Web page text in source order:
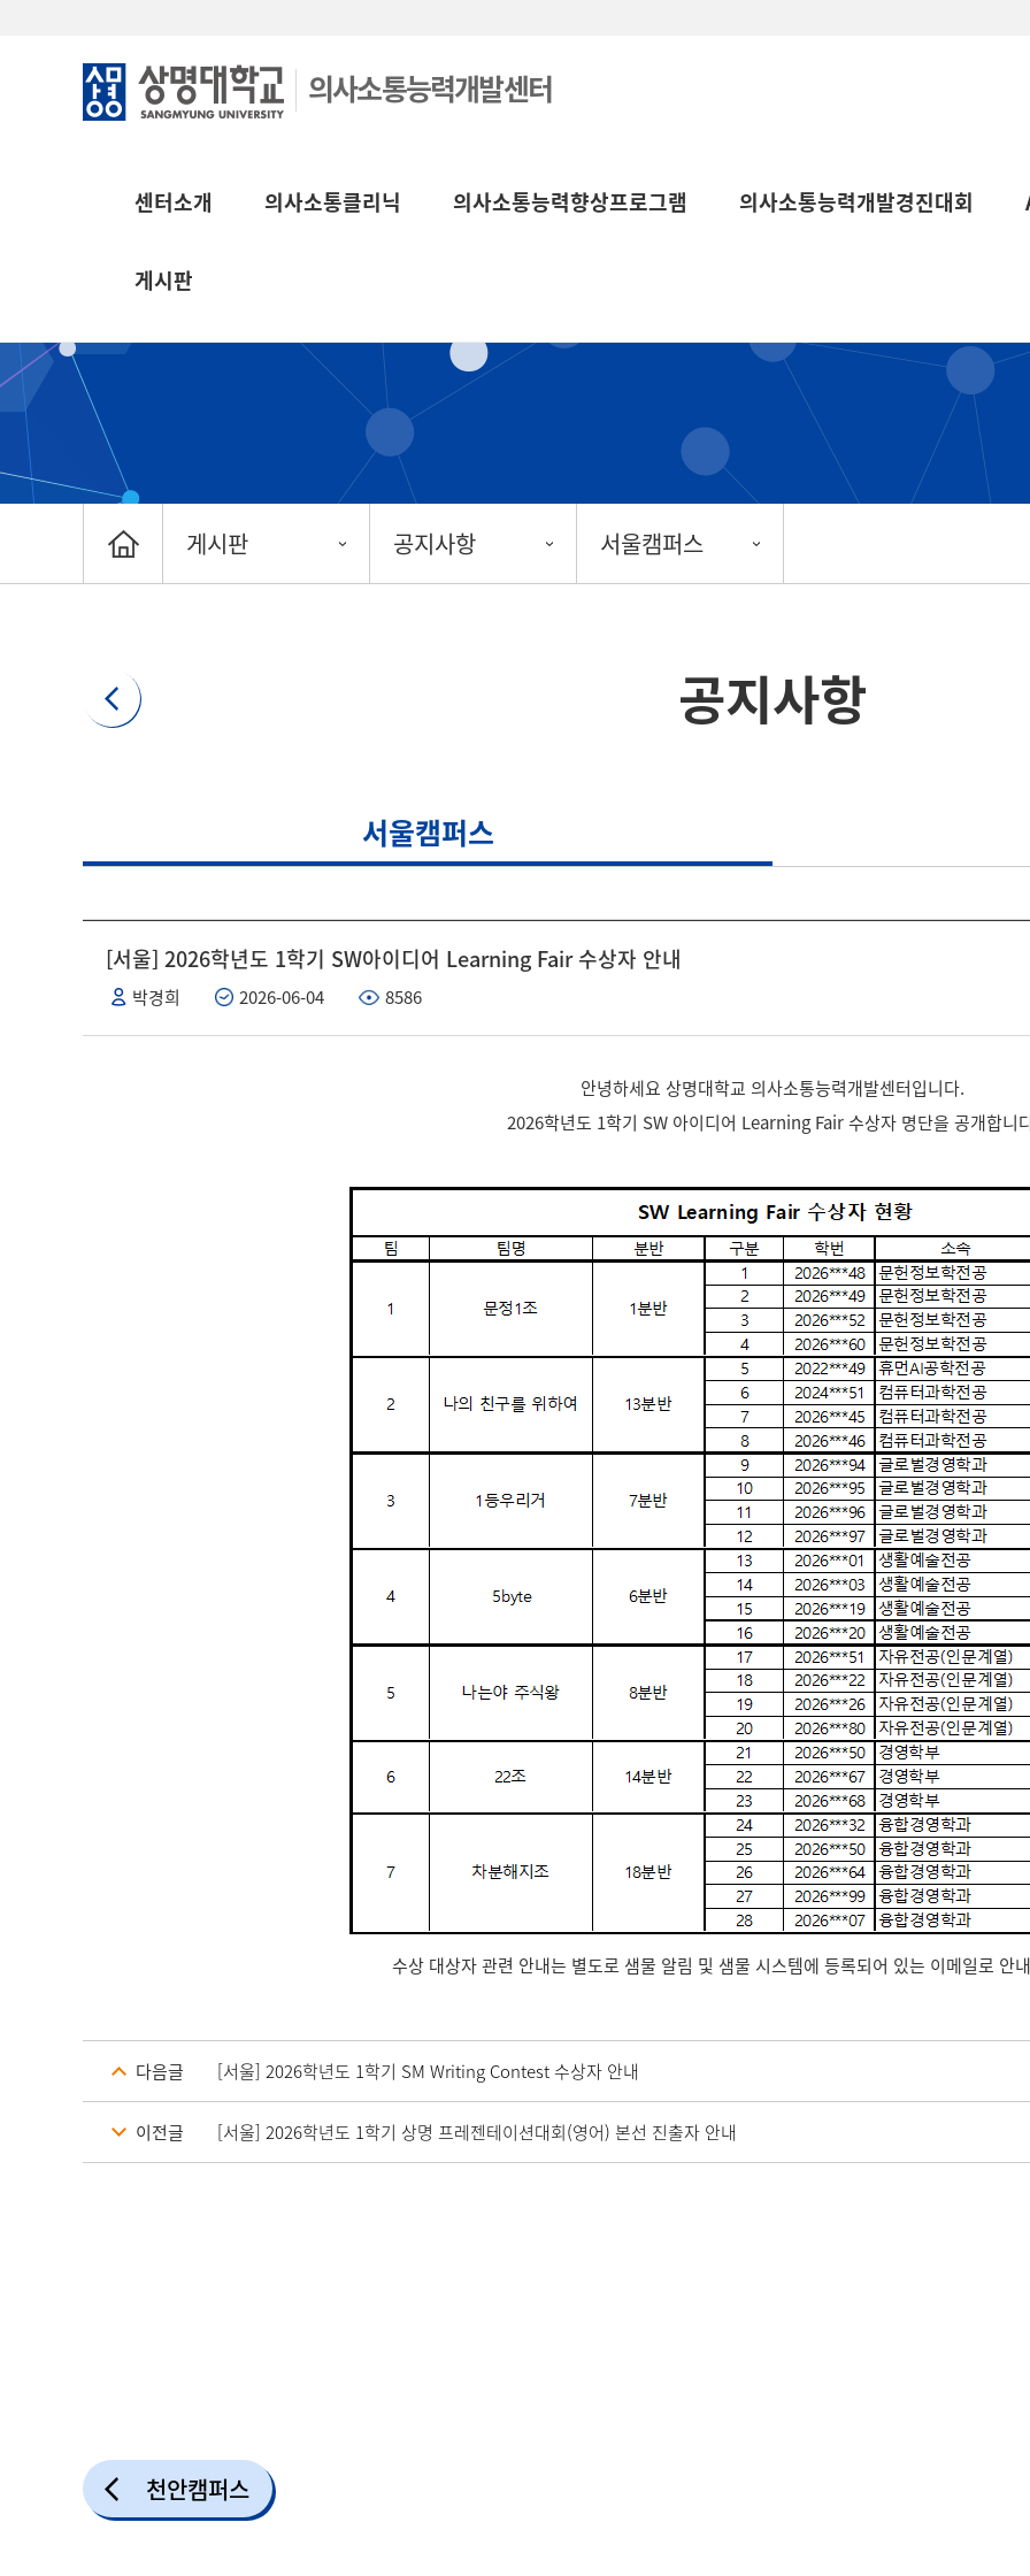
의사소통능력개발센터
센터소개 의사소통클리닉 의사소통능력향상프로그램 의사소통능력개발경진대회
게시판
게시판 공지사항 서울캠퍼스
공지사항
서울캠퍼스
[서울] 2026학년도 1학기 SW아이디어 Learning Fair 수상자 안내
박경희 2026-06-04 8586
안녕하세요 상명대학교 의사소통능력개발센터입니다.
2026학년도 1학기 SW 아이디어 Learning Fair 수상자 명단을 공개합니
수상 대상자 관련 안내는 별도로 샘물 알림 및 샘물 시스템에 등록되어 있는 이메일로 안
다음글 [서울] 2026학년도 1학기 SM Writing Contest 수상자 안내
이전글 [서울] 2026학년도 1학기 상명 프레젠테이션대회(영어) 본선 진출자 안내
천안캠퍼스